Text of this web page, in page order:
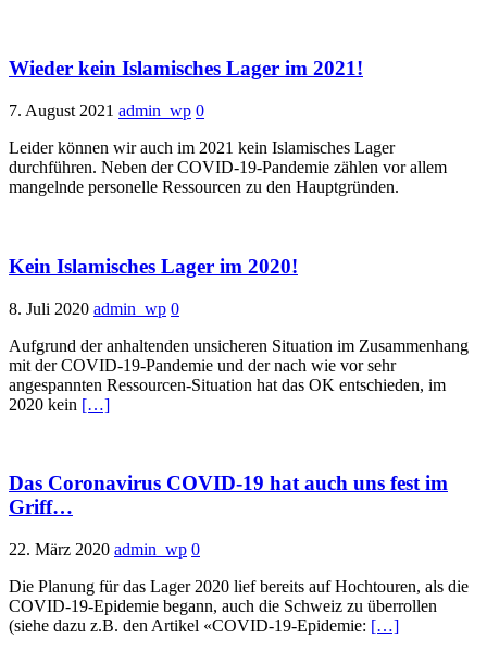
Wieder kein Islamisches Lager im 2021!
7. August 2021 admin_wp 0
Leider können wir auch im 2021 kein Islamisches Lager
durchführen. Neben der COVID-19-Pandemie zählen vor allem
mangelnde personelle Ressourcen zu den Hauptgründen.
Kein Islamisches Lager im 2020!
8. Juli 2020 admin_wp 0
Aufgrund der anhaltenden unsicheren Situation im Zusammenhang
mit der COVID-19-Pandemie und der nach wie vor sehr
angespannten Ressourcen-Situation hat das OK entschieden, im
2020 kein […]
Das Coronavirus COVID-19 hat auch uns fest im
Griff…
22. März 2020 admin_wp 0
Die Planung für das Lager 2020 lief bereits auf Hochtouren, als die
COVID-19-Epidemie begann, auch die Schweiz zu überrollen
(siehe dazu z.B. den Artikel «COVID-19-Epidemie: […]